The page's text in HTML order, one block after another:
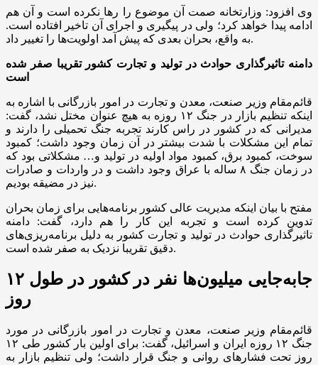
وی افزود: وزارتخانه صمت آن موضوع را رها نکرده است و آن هم
ادامه پیدا خواهد کرد؛ ولی در پیگیری و اجرای آن تاخیر افتاده است.
به واقع، بحران بعدی که پیش آمد اولویت‌ها را تغییر داد.
دامنه تاثیرگذاری حوادث در تولید و تجارت کشور تقریبا صفر شده
است
قائم‌مقام وزیر صنعت، معدن و تجارت در امور بازرگانی با اشاره به
اینکه تنظیم بازار در جنگ ۱۲ روزه به هیچ عنوان مختل نشد، گفت:
مدیرانی که در کشور در راس کارند تجربه جنگ تحمیلی را دارند و
تمام این مشکلات با شدت بیشتر در آن زمان وجود داشت؛ کمبود
سوخت، کمبود برق، کمبود مواد اولیه در تولید و… مشکلاتی بود که
در زمان جنگ ۸ ساله با عراق وجود داشت و در واردات و صادرات
نیز در مضیقه بودیم.
مفتح با بیان اینکه مدیریت عالی کشور برنامه‌هایی برای زمان بحران
تدوین کرده است و تجربه این کار را هم دارد، گفت: دامنه
تاثیرگذاری حوادث در تولید و تجارت کشور به دلیل برنامه‌ریزی‌های
دقیق تقریبا نزدیک به صفر شده است.
جابه‌جایی میلیون‌ها نفر در کشور در طول ۱۲
قائم‌مقام وزیر صنعت، معدن و تجارت در امور بازرگانی در مورد
جنگ ۱۲ روزه ایران و اسرائیل، گفت: برای اولین بار کشور طی ۱۲
روز تحت فشارهای روانی و جنگ قرار داشت؛ ولی تنظیم بازار به